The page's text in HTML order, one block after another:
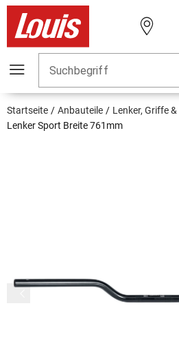
Suchbegriff
Startseite Anbauteile Lenker, Griffe &
Lenker Sport Breite 761mm